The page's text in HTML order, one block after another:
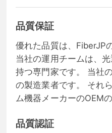
品質保証
優れた品質は、FiberJP
当社の運用チームは、
持つ専門家です。 当社
の製造業者です。 それ
ム機器メーカーのOEM
品質認証